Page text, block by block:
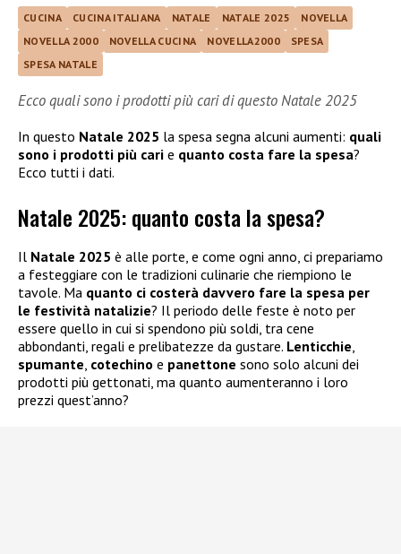
CUCINA CUCINA ITALIANA NATALE NATALE 2025
NOVELLA
NOVELLA 2000
NOVELLA CUCINA NOVELLA2000
SPESA
SPESA NATALE
Ecco quali sono i prodotti più cari di questo Natale 2025
In questo Natale 2025 la spesa segna alcuni aumenti: quali
sono i prodotti più cari e quanto costa fare la spesa?
Ecco tutti i dati.
Natale 2025: quanto costa la spesa?
Il Natale 2025 è alle porte, e come ogni anno, ci prepariamo
a festeggiare con le tradizioni culinarie che riempiono le
tavole. Ma quanto ci costerà davvero fare la spesa per
le festività natalizie? Il periodo delle feste è noto per
essere quello in cui si spendono più soldi, tra cene
abbondanti, regali e prelibatezze da gustare. Lenticchie,
spumante, cotechino e panettone sono solo alcuni dei
prodotti più gettonati, ma quanto aumenteranno i loro
prezzi quest’anno?